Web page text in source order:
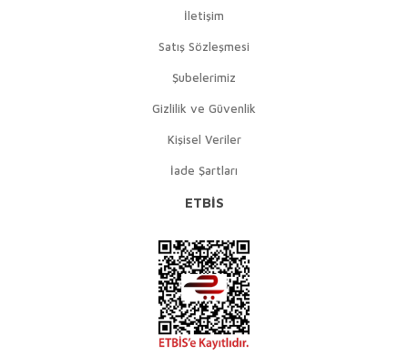
İletişim
Satış Sözleşmesi
Şubelerimiz
Gizlilik ve Güvenlik
Kişisel Veriler
İade Şartları
ETBİS